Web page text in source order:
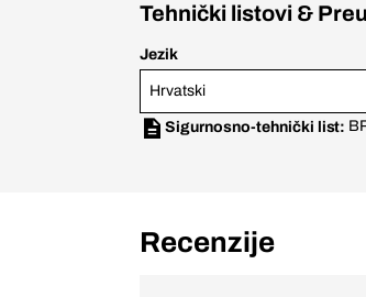
Tehnički listovi &
Jezik
Hrvatski
Sigurnosno-tehnički list:
Recenzije